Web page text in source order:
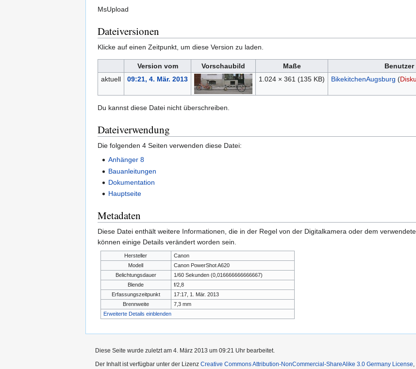
MsUpload
Dateiversionen
Klicke auf einen Zeitpunkt, um diese Version zu laden.
Version vom Vorschaubild Maße Benutzer
aktuell
09:21, 4. Mär. 2013 1.024 × 361 (135 KB) BikekitchenAugsburg (
Du kannst diese Datei nicht überschreiben.
Dateiverwendung
Die folgenden 4 Seiten verwenden diese Datei:
Anhänger 8
Bauanleitungen
Dokumentation
Hauptseite
Metadaten
Diese Datei enthält weitere Informationen, die in der Regel von der Digitalkamera oder dem
können einige Details verändert worden sein.
Hersteller
Canon
Modell
Canon PowerShot A620
Belichtungsdauer
1/60 Sekunden (0,016666666666667)
Blende
f/2,8
Erfassungszeitpunkt
17:17, 1. Mär. 2013
Brennweite
7,3 mm
Erweiterte Details einblenden
Diese Seite wurde zuletzt am 4. März 2013 um 09:21 Uhr bearbeitet.
Der Inhalt ist verfügbar unter der Lizenz Creative Commons Attribution-NonCommercial-ShareAlike 3.0 Germany License